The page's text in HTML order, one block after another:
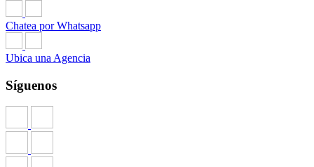
Chatea por Whatsapp
Ubica una Agencia
Síguenos